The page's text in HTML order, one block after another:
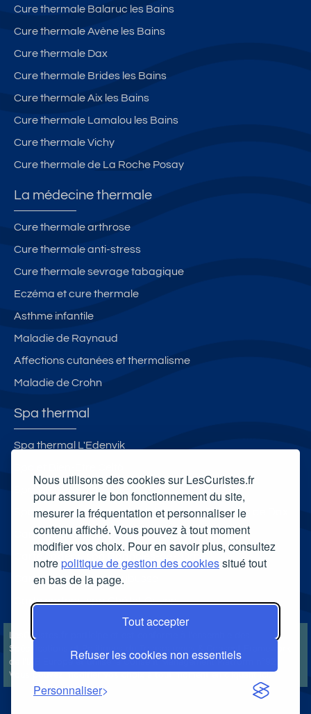
Nous utilisons des cookies sur LesCuristes.fr
pour assurer le bon fonctionnement du site,
mesurer la fréquentation et personnaliser le
contenu affiché. Vous pouvez à tout moment
modifier vos choix. Pour en savoir plus, consultez
notrepolitique de gestion des cookiessitué tout
en bas de la page.
Tout accepter
Refuser les cookies non essentiels
Personnaliser
Cure thermale Balaruc les Bains
Cure thermale Avène les Bains
Cure thermale Dax
Cure thermale Brides les Bains
Cure thermale Aix les Bains
Cure thermale Lamalou les Bains
Cure thermale Vichy
Cure thermale de La Roche Posay
La médecine thermale
Cure thermale arthrose
Cure thermale anti-stress
Cure thermale sevrage tabagique
Eczéma et cure thermale
Asthme infantile
Maladie de Raynaud
Affections cutanées et thermalisme
Maladie de Crohn
Spa thermal
Spa thermal L'Edenvik
Spa thermal et Espace esthétique des Thermes de Dax
Carte cadeau spa Vichy
Carte cadeau spa Bagnoles-de-l'Orne
Carte cadeau spa Saubusse
Carte cadeau spa Châtel-Guyon
LesCuristes.fr participe et est conforme à l'ensemble des
Spécifications et Politiques du Transparency & Consent Framework
de l'IAB Europe et utilise la Consent Management Platform n°92.
Vous pouvez modifier vos choix à tout moment encliquant ici.